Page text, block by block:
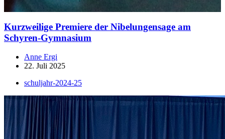
Kurzweilige Premiere der Nibelungensage am
Schyren-Gymnasium
Anne Ergi
22. Juli 2025
schuljahr-2024-25